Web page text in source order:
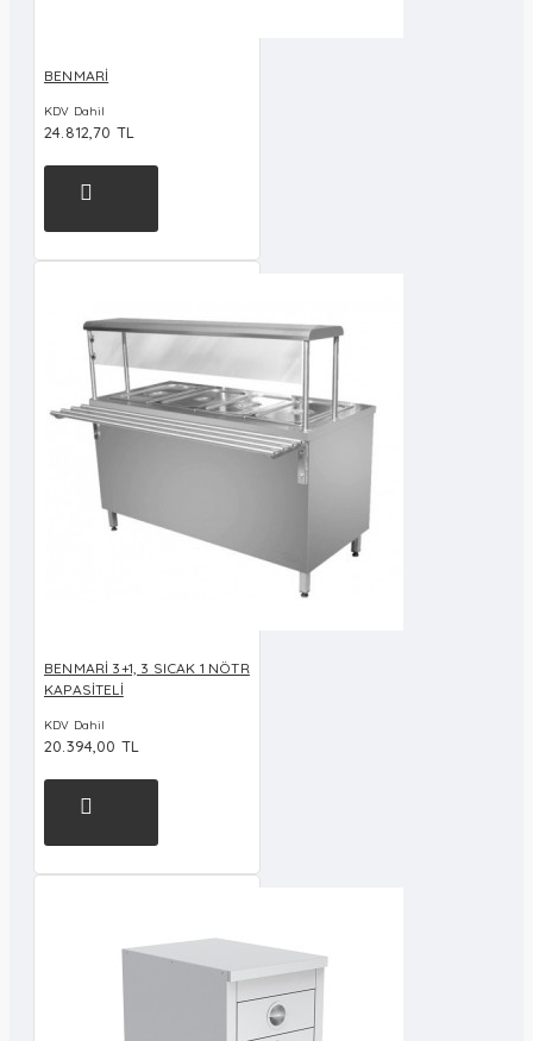
BENMARİ
KDV Dahil
24.812,70 TL
BENMARİ 3+1, 3 SICAK 1 NÖTR
KAPASİTELİ
KDV Dahil
20.394,00 TL